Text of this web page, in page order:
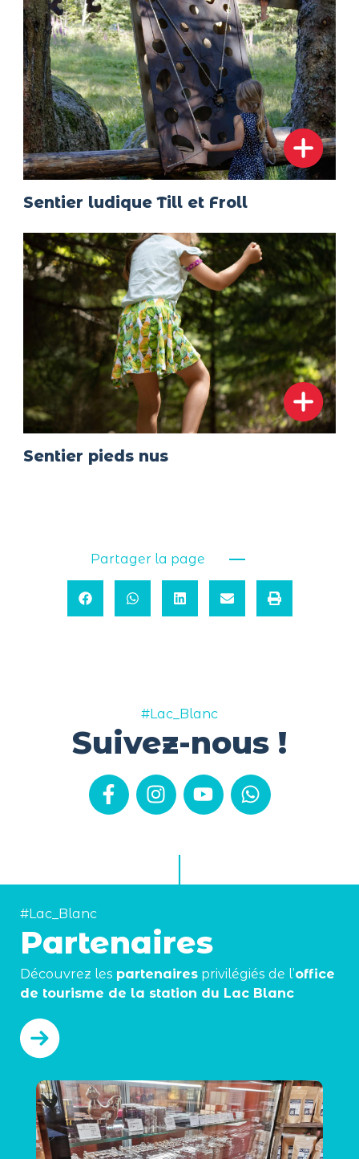
Sentier ludique Till et Froll
Sentier pieds nus
Partager la page
#Lac_Blanc
Suivez-nous !
#Lac_Blanc
Partenaires
Découvrez les partenaires privilégiés de l’office
de tourisme de la station du Lac Blanc